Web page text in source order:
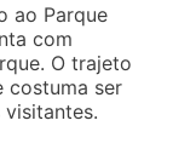
ao Parque
com
O trajeto
costuma ser